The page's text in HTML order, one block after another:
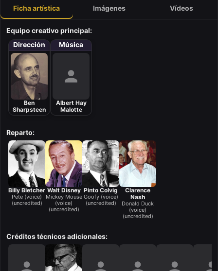
Ficha artística Imágenes Vídeos
Equipo creativo principal:
Dirección
Ben
Sharpsteen
Música
Albert Hay
Malotte
Reparto:
Billy Bletcher
Pete (voice)
(uncredited)
Walt Disney
Mickey Mouse
(voice)
(uncredited)
Pinto Colvig
Goofy (voice)
(uncredited)
Clarence
Nash
Donald Duck
(voice)
(uncredited)
Créditos técnicos adicionales: